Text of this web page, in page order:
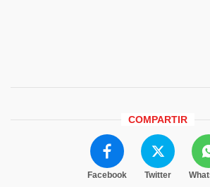
COMPARTIR
Facebook Twitter